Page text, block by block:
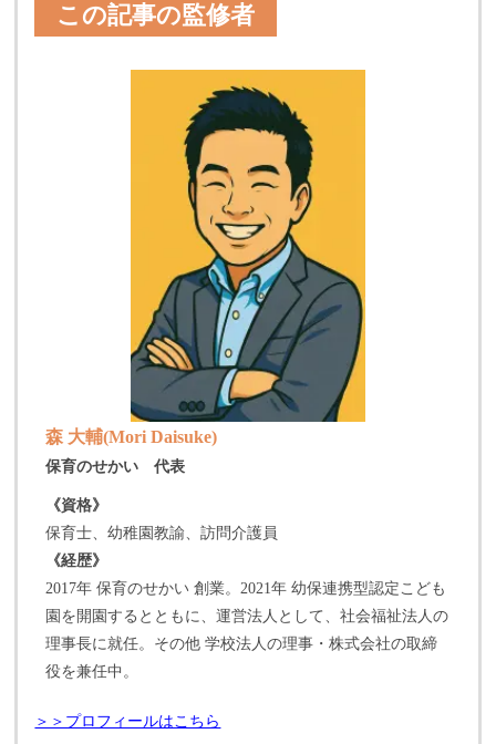
この記事の監修者
森 大輔(Mori Daisuke)
保育のせかい 代表
《資格》
保育士、幼稚園教諭、訪問介護員
《経歴》
2017年 保育のせかい 創業。2021年 幼保連携型認定こども
園を開園するとともに、運営法人として、社会福祉法人の
理事長に就任。その他 学校法人の理事・株式会社の取締
役を兼任中。
＞＞プロフィールはこちら